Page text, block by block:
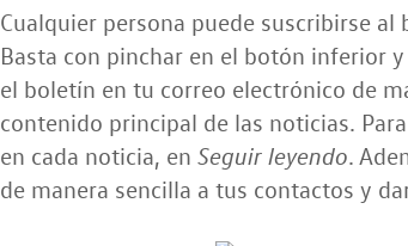
Cualquier persona puede suscribirse al
Basta con pinchar en el botón inferior
el boletín en tu correo electrónico de
contenido principal de las noticias.
en cada noticia, en Seguir leyendo.
de manera sencilla a tus contactos y